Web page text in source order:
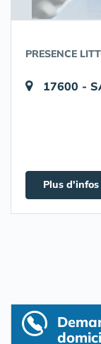
PRESENCE
17600 -
Plus d'infos